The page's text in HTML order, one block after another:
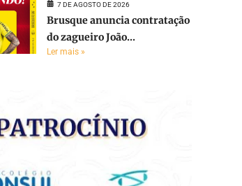
7 DE AGOSTO DE 2026
Brusque anuncia contratação
do zagueiro João...
Ler mais »